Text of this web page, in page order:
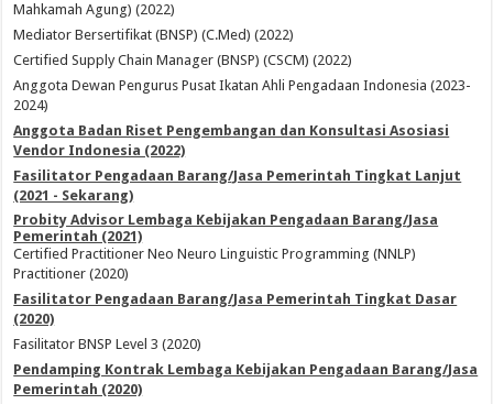
Mahkamah Agung) (2022)
Mediator Bersertifikat (BNSP) (C.Med) (2022)
Certified Supply Chain Manager (BNSP) (CSCM) (2022)
Anggota Dewan Pengurus Pusat Ikatan Ahli Pengadaan Indonesia (2023-
2024)
Anggota Badan Riset Pengembangan dan Konsultasi Asosiasi
Vendor Indonesia (2022)
Fasilitator Pengadaan Barang/Jasa Pemerintah Tingkat Lanjut
(2021 - Sekarang)
Probity Advisor Lembaga Kebijakan Pengadaan Barang/Jasa
Pemerintah (2021)
Certified Practitioner Neo Neuro Linguistic Programming (NNLP)
Practitioner (2020)
Fasilitator Pengadaan Barang/Jasa Pemerintah Tingkat Dasar
(2020)
Fasilitator BNSP Level 3 (2020)
Pendamping Kontrak Lembaga Kebijakan Pengadaan Barang/Jasa
Pemerintah (2020)